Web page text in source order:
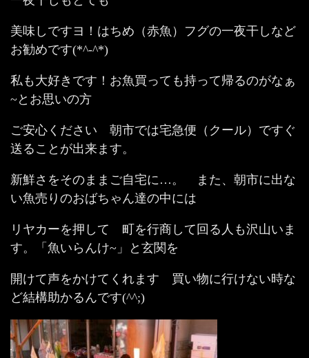
美味しですヨ！はちめ（赤魚）フグの一夜干しなど
お勧めです(*^-^*)
私も大好きです！お魚買っても持って帰るのがなぁ
~とお思いの方
ご安心ください 朝市では宅急便（クール）ですぐ
送ることが出来ます。
新鮮さをそのままご自宅に…。 また、朝市に出な
い魚売りのおばちゃん達の中には
リヤカーを押して 町を行商して回る人も沢山いま
す。「魚いらんけ~」と玄関を
開けて声をかけてくれます 買い物に行けない時な
ど結構助かるんです(^^;)